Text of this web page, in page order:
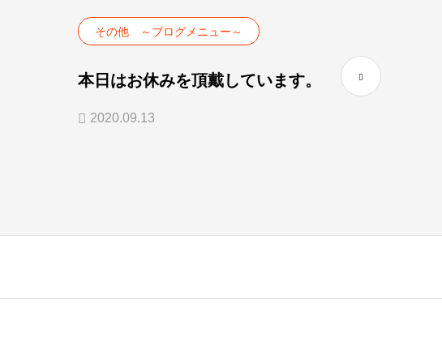
その他 ～ブログメニュー～
本日はお休みを頂戴しています。
2020.09.13